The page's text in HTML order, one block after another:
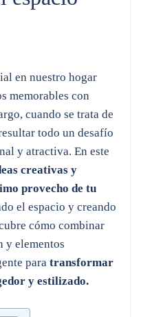
en nuestro hogar
memorables con
cuando se trata de
todo un desafío
y atractiva. En este
creativas y
provecho de tu
el espacio y creando
cómo combinar
y elementos
para transformar
y estilizado.